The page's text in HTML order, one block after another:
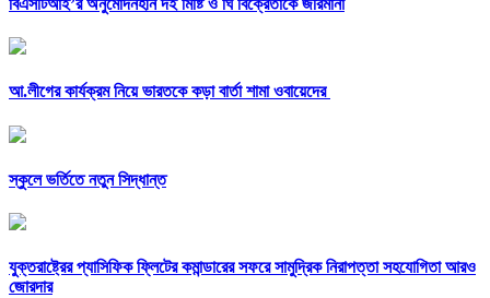
আ.লীগের কার্যক্রম নিয়ে ভারতকে কড়া বার্তা শামা ওবায়েদের
স্কুলে ভর্তিতে নতুন সিদ্ধান্ত
যুক্তরাষ্ট্রের প্যাসিফিক ফ্লিটের কমান্ডারের সফরে সামুদ্রিক নিরাপত্তা সহযোগিতা আরও
জোরদার